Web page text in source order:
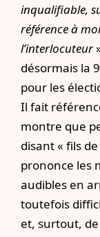
inqualifiable,
référence à
l’interlocuteur
désormais la
pour les
Il fait
montre que
disant « fils
prononce les
audibles en
toutefois
et, surtout,